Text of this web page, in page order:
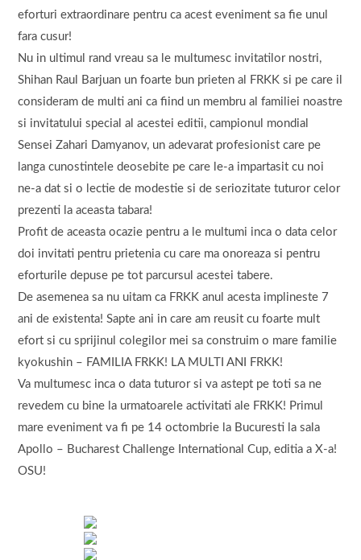
eforturi extraordinare pentru ca acest eveniment sa fie unul
fara cusur!
Nu in ultimul rand vreau sa le multumesc invitatilor nostri,
Shihan Raul Barjuan un foarte bun prieten al FRKK si pe care il
consideram de multi ani ca fiind un membru al familiei noastre
si invitatului special al acestei editii, campionul mondial
Sensei Zahari Damyanov, un adevarat profesionist care pe
langa cunostintele deosebite pe care le-a impartasit cu noi
ne-a dat si o lectie de modestie si de seriozitate tuturor celor
prezenti la aceasta tabara!
Profit de aceasta ocazie pentru a le multumi inca o data celor
doi invitati pentru prietenia cu care ma onoreaza si pentru
eforturile depuse pe tot parcursul acestei tabere.
De asemenea sa nu uitam ca FRKK anul acesta implineste 7
ani de existenta! Sapte ani in care am reusit cu foarte mult
efort si cu sprijinul colegilor mei sa construim o mare familie
kyokushin – FAMILIA FRKK! LA MULTI ANI FRKK!
Va multumesc inca o data tuturor si va astept pe toti sa ne
revedem cu bine la urmatoarele activitati ale FRKK! Primul
mare eveniment va fi pe 14 octombrie la Bucuresti la sala
Apollo – Bucharest Challenge International Cup, editia a X-a!
OSU!